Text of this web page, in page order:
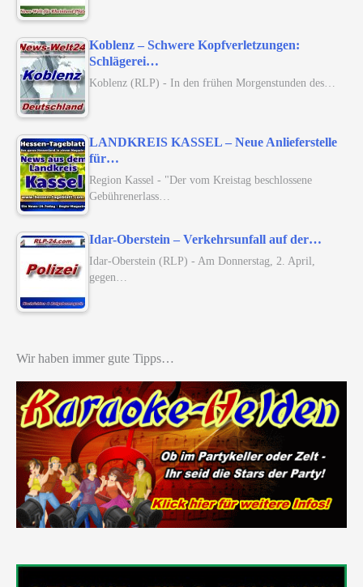
Koblenz – Schwere Kopfverletzungen:
Schlägerei…
Koblenz (RLP) - In den frühen Morgenstunden des…
LANDKREIS KASSEL – Neue Anlieferstelle
für…
Region Kassel - "Der vom Kreistag beschlossene
Gebührenerlass…
Idar-Oberstein – Verkehrsunfall auf der…
Idar-Oberstein (RLP) - Am Donnerstag, 2. April,
gegen…
Wir haben immer gute Tipps…